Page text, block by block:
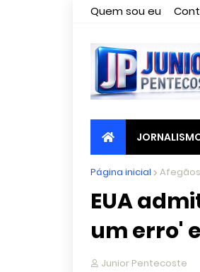
Quem sou eu
Página inicial Afegãos
EUA
um erro'
Junior Pentecoste